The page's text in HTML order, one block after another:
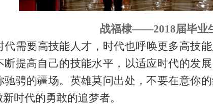
战福棣——2018届毕业
代需要高技能人才，时代也呼唤更多高技
断提高自己的技能水平，以适应时代的发
驰骋的疆场。英雄莫问出处，不要在意你
时代的勇敢的追梦者。